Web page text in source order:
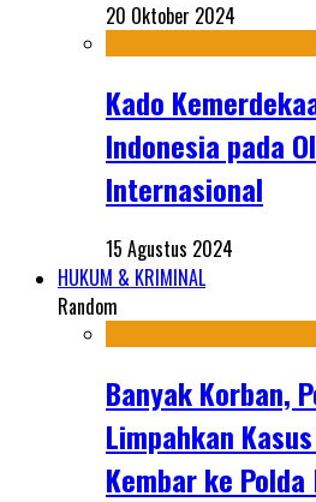
20 Oktober 2024
Kado
Indonesia pada
Internasional
15 Agustus 2024
HUKUM & KRIMINAL
Random
Banyak Korban,
Limpahkan
Kembar ke